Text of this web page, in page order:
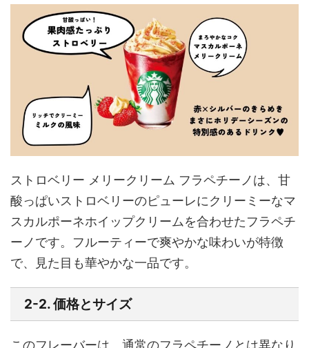
ストロベリー メリークリーム フラペチーノは、甘
酸っぱいストロベリーのピューレにクリーミーなマ
スカルポーネホイップクリームを合わせたフラペチ
ーノです。フルーティーで爽やかな味わいが特徴
で、見た目も華やかな一品です。
2-2. 価格とサイズ
このフレーバーは、通常のフラペチーノとは異なり